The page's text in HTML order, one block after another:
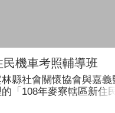
機車考照輔導班
縣社會關懷協會與嘉義
「108年麥寮轄區新住
日開課，吸引不少新住